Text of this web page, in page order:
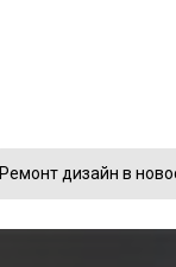
Ремонт дизайн в